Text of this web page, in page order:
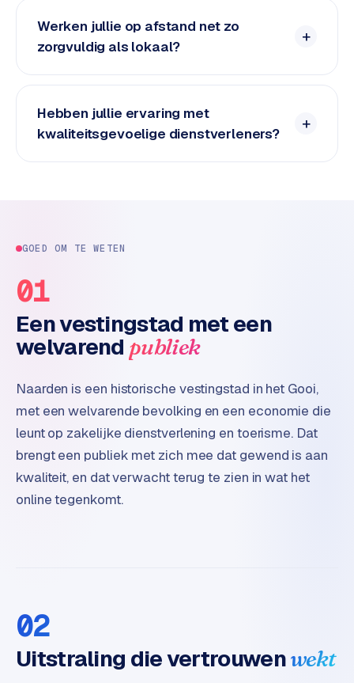
t
t
a
r
e
B
o
.
c
m
m
r
k
e
t
BRANCHE-
Werken jullie op afstand net zo
zorgvuldig als lokaal?
Hebben jullie ervaring met
kwaliteitsgevoelige dienstverleners?
GOED OM TE WETEN
01
Een vestingstad met een
welvarend publiek
Naarden is een historische vestingstad in het Gooi,
met een welvarende bevolking en een economie die
leunt op zakelijke dienstverlening en toerisme. Dat
brengt een publiek met zich mee dat gewend is aan
kwaliteit, en dat verwacht terug te zien in wat het
online tegenkomt.
02
Uitstraling die vertrouwenwekt